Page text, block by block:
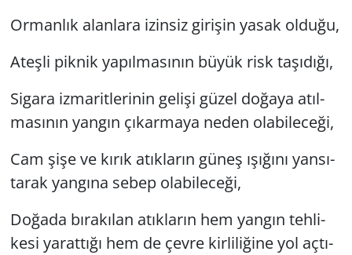
Or­man­lık alan­la­ra izin­siz gi­ri­şin yasak ol­du­ğu,
Ateş­li pik­nik ya­pıl­ma­sı­nın büyük risk ta­şı­dı­ğı,
Si­ga­ra iz­ma­rit­le­ri­nin ge­li­şi güzel do­ğa­ya atıl­
ma­sı­nın yan­gın çı­kar­ma­ya neden ola­bi­le­ce­ği,
Cam şişe ve kırık atık­la­rın güneş ışı­ğı­nı yan­sı­
ta­rak yan­gı­na sebep ola­bi­le­ce­ği,
Do­ğa­da bı­ra­kı­lan atık­la­rın hem yan­gın teh­li­
ke­si ya­rat­tı­ğı hem de çevre kir­li­li­ği­ne yol aç­tı­